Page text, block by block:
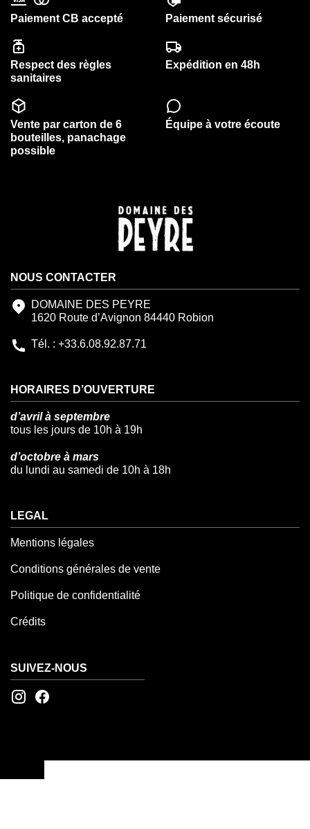
Paiement CB accepté Paiement sécurisé
Respect des règles
sanitaires
Expédition en 48h
Vente par carton de 6
bouteilles, panachage
possible
Équipe à votre écoute
NOUS CONTACTER
DOMAINE DES PEYRE
1620 Route d’Avignon 84440 Robion
Tél. : +33.6.08.92.87.71
HORAIRES D’OUVERTURE
d’avril à septembre
tous les jours de 10h à 19h
d’octobre à mars
du lundi au samedi de 10h à 18h
LEGAL
Mentions légales
Conditions générales de vente
Politique de confidentialité
Crédits
SUIVEZ-NOUS